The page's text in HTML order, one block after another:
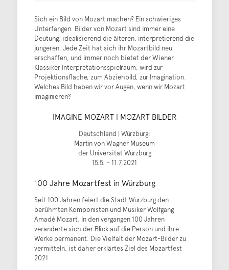
Sich ein Bild von Mozart machen? Ein schwieriges
Unterfangen. Bilder von Mozart sind immer eine
Deutung: idealisierend die älteren, interpretierend die
jüngeren. Jede Zeit hat sich ihr Mozartbild neu
erschaffen, und immer noch bietet der Wiener
Klassiker Interpretationsspielraum, wird zur
Projektionsfläche, zum Abziehbild, zur Imagination.
Welches Bild haben wir vor Augen, wenn wir Mozart
imaginieren?
IMAGINE MOZART | MOZART BILDER
Deutschland | Würzburg:
Martin von Wagner Museum
der Universität Würzburg
15.5. – 11.7.2021
100 Jahre Mozartfest in Würzburg
Seit 100 Jahren feiert die Stadt Würzburg den
berühmten Komponisten und Musiker Wolfgang
Amadé Mozart. In den vergangen 100 Jahren
veränderte sich der Blick auf die Person und ihre
Werke permanent. Die Vielfalt der Mozart-Bilder zu
vermitteln, ist daher erklärtes Ziel des Mozartfest
2021.